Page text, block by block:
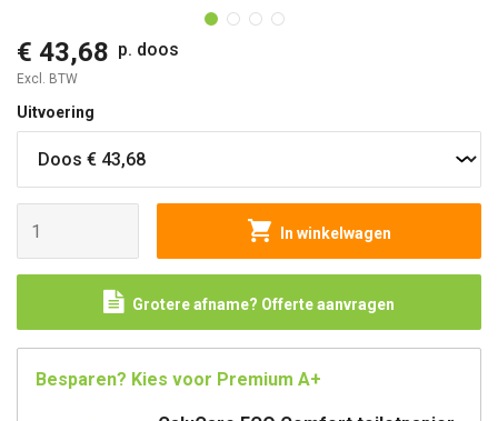
€ 43,68 p. doos
Excl. BTW
Uitvoering
In winkelwagen
Grotere afname? Offerte aanvragen
Besparen? Kies voor Premium A+